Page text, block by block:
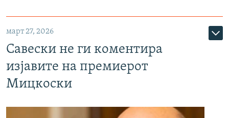
март 27, 2026
Савески не ги коментира
изјавите на премиерот
Мицкоски